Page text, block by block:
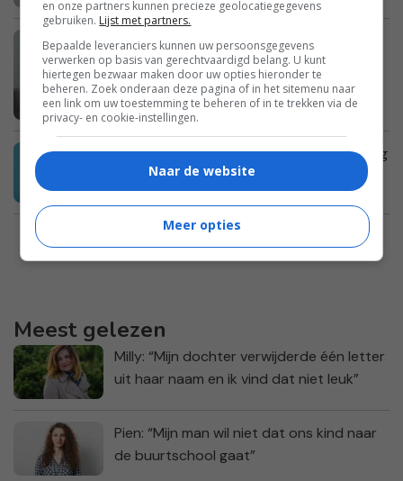
Imke: “Mijn dochter wil zelf naar school
fietsen, maar ik vind haar te jong”
Cora: “Ik heb zo’n spijt van mijn opmerking
tegen mijn vriendin”
Meest gelezen
Milly: “Mijn dochter verwijderde één letter
uit haar naam en ik vind dat niet leuk”
Pien: “Mijn man wil niet dat ons kind naar
de buurtschool gaat”
en onze partners kunnen precieze geolocatiegegevens
gebruiken. Lijst met partners.
Bepaalde leveranciers kunnen uw persoonsgegevens
verwerken op basis van gerechtvaardigd belang. U kunt
hiertegen bezwaar maken door uw opties hieronder te
beheren. Zoek onderaan deze pagina of in het sitemenu naar
een link om uw toestemming te beheren of in te trekken via de
privacy- en cookie-instellingen.
Naar de website
Meer opties